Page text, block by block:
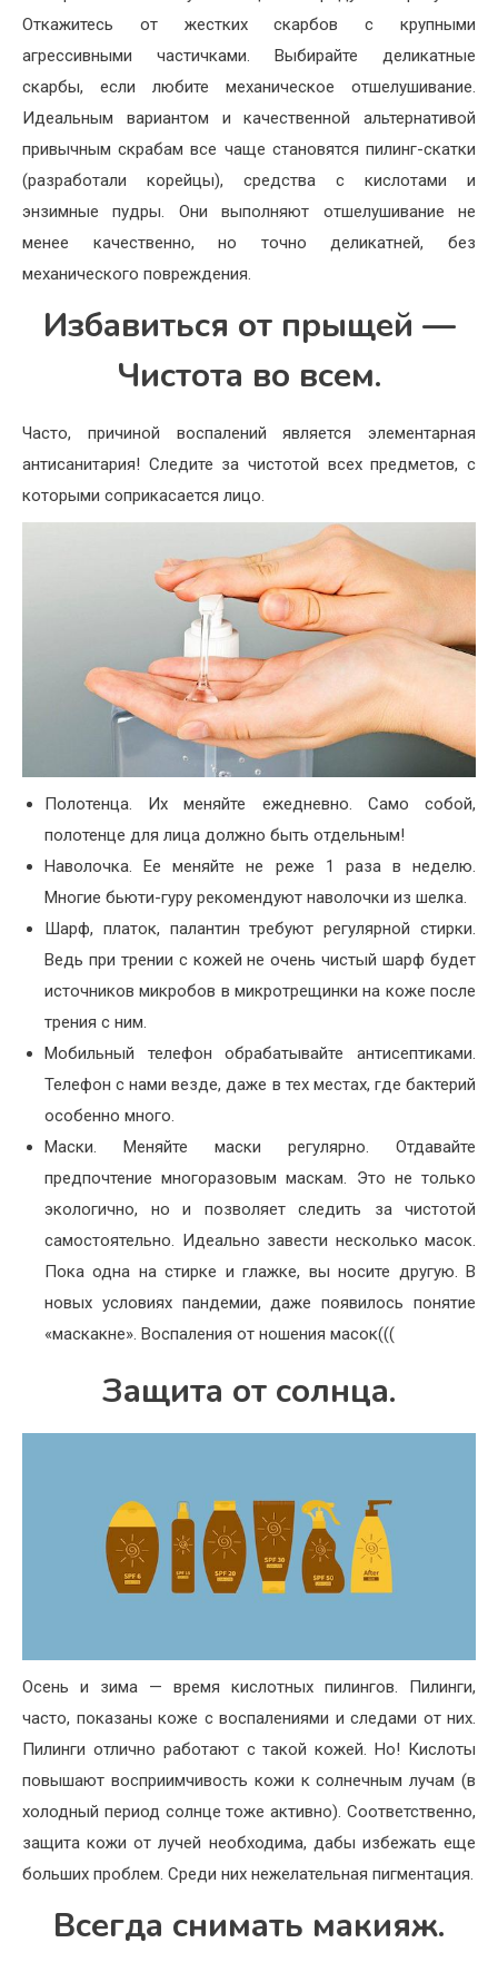
Откажитесь от жестких скарбов с крупными
агрессивными частичками. Выбирайте деликатные
скарбы, если любите механическое отшелушивание.
Идеальным вариантом и качественной альтернативой
привычным скрабам все чаще становятся пилинг-скатки
(разработали корейцы), средства с кислотами и
энзимные пудры. Они выполняют отшелушивание не
менее качественно, но точно деликатней, без
механического повреждения.
Избавиться от прыщей —
Чистота во всем.
Часто, причиной воспалений является элементарная
антисанитария! Следите за чистотой всех предметов, с
которыми соприкасается лицо.
Полотенца. Их меняйте ежедневно. Само собой,
полотенце для лица должно быть отдельным!
Наволочка. Ее меняйте не реже 1 раза в неделю.
Многие бьюти-гуру рекомендуют наволочки из шелка.
Шарф, платок, палантин требуют регулярной стирки.
Ведь при трении с кожей не очень чистый шарф будет
источников микробов в микротрещинки на коже после
трения с ним.
Мобильный телефон обрабатывайте антисептиками.
Телефон с нами везде, даже в тех местах, где бактерий
особенно много.
Маски. Меняйте маски регулярно. Отдавайте
предпочтение многоразовым маскам. Это не только
экологично, но и позволяет следить за чистотой
самостоятельно. Идеально завести несколько масок.
Пока одна на стирке и глажке, вы носите другую. В
новых условиях пандемии, даже появилось понятие
«маскакне». Воспаления от ношения масок(((
Защита от солнца.
Осень и зима — время кислотных пилингов. Пилинги,
часто, показаны коже с воспалениями и следами от них.
Пилинги отлично работают с такой кожей. Но! Кислоты
повышают восприимчивость кожи к солнечным лучам (в
холодный период солнце тоже активно). Соответственно,
защита кожи от лучей необходима, дабы избежать еще
больших проблем. Среди них нежелательная пигментация.
Всегда снимать макияж.